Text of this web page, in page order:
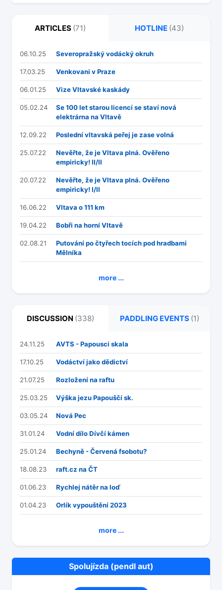
ARTICLES (71) HOTLINE (43)
06.10.25 Severopražský vodácký okruh
17.03.25 Venkovani v Praze
06.01.25 Vize Vltavské kaskády
05.02.24
Se 100 let starou licencí se staví nová
elektrárna na Vltavě
12.09.22 Poslední vltavská peřej je zase volná
25.07.22
Nevěřte, že je Vltava plná. Ověřeno
empiricky! II/II
20.07.22
Nevěřte, že je Vltava plná. Ověřeno
empiricky! I/II
16.06.22 Vltava o 111 km
19.04.22 Bobři na horní Vltavě
02.08.21
Putování po čtyřech tocích pod hradbami
Mělníka
more ...
DISCUSSION (338) PADDLING EVENTS (1)
24.11.25 AVTS - Papousci skala
17.10.25 Vodáctví jako dědictví
21.07.25 Rozložení na raftu
25.03.25 Výška jezu Papouščí sk.
03.05.24 Nová Pec
31.01.24 Vodní dílo Dívčí kámen
25.01.24 Bechyně - Červená fsobotu?
18.08.23 raft.cz na ČT
01.06.23 Rychlej nátěr na loď
01.04.23 Orlík vypouštění 2023
more ...
Spolujízda (pendl aut)